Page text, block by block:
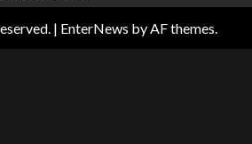
| EnterNews by AF themes.